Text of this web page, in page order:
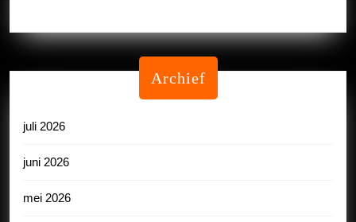
Archief
juli 2026
juni 2026
mei 2026